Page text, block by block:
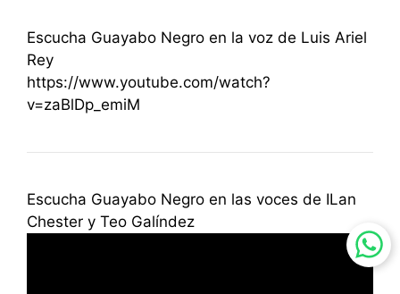
Escucha Guayabo Negro en la voz de Luis Ariel
Rey
https://www.youtube.com/watch?
v=zaBlDp_emiM
Escucha Guayabo Negro en las voces de ILan
Chester y Teo Galíndez